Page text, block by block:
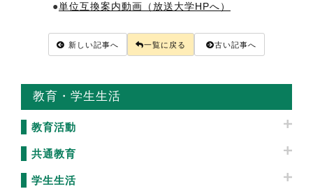
●単位互換案内動画（放送大学HPへ）
新しい記事へ 一覧に戻る 古い記事へ
教育・学生生活
教育活動
共通教育
学生生活